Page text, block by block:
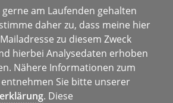
am Laufenden gehalten
daher zu, dass meine hier
zu diesem Zweck
hierbei Analysedaten erhoben
Nähere Informationen zum
Sie bitte unserer
. Diese